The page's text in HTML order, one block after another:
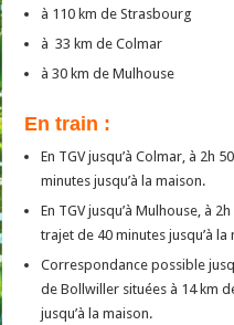
à 110 km de Strasbourg
à 33 km de Colmar
à 30 km de Mulhouse
En train :
En TGV jusqu’à Colmar, à 2h
minutes jusqu’à la maison.
En TGV jusqu’à Mulhouse, à
trajet de 40 minutes jusqu’à la
Correspondance possible
de Bollwiller situées à 14 km
jusqu’à la maison.